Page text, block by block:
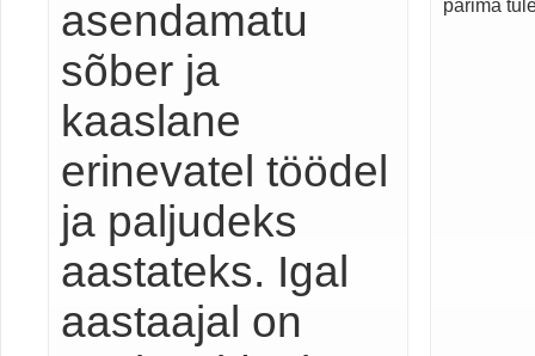
asendamatu
sõber ja
kaaslane
erinevatel töödel
ja paljudeks
aastateks. Igal
aastaajal on
parima